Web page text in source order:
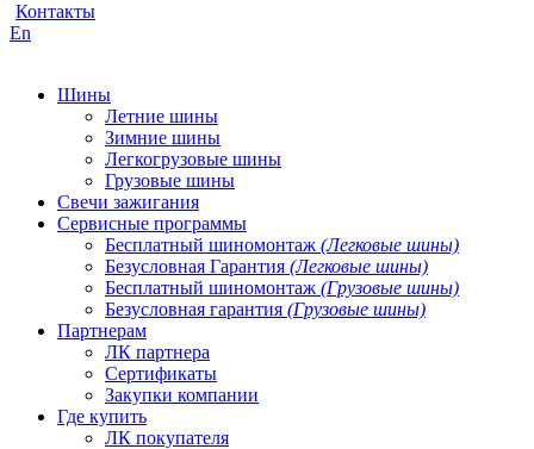
Контакты
En
Шины
Летние шины
Зимние шины
Легкогрузовые шины
Грузовые шины
Свечи зажигания
Сервисные программы
Бесплатный шиномонтаж (Легковые шины)
Безусловная Гарантия (Легковые шины)
Бесплатный шиномонтаж (Грузовые шины)
Безусловная гарантия (Грузовые шины)
Партнерам
ЛК партнера
Сертификаты
Закупки компании
Где купить
ЛК покупателя